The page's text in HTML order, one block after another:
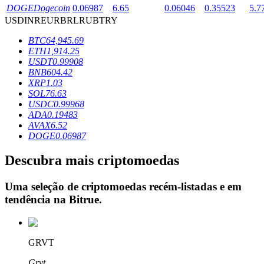
Bloqueios de BTR
Investimentos exclusivos para titulares de BTR
Serviço de empréstimo apoiado por criptografia
DOGEDogecoin 0.06987 6.65 0.06046 0.35523
USDINREURBRLRUBTRY
BTC64,945.69
ETH1,914.25
USDT0.99908
BNB604.42
XRP1.03
SOL76.63
USDC0.99968
ADA0.19483
AVAX6.52
DOGE0.06987
Descubra mais criptomoedas
Uma seleção de criptomoedas recém-listadas e em
tendência na Bitrue.
GRVT